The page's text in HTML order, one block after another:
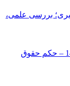
بررسی علمی،
مقایسه درآمد معلم و پزشک در سال 1404 – حکم حقوق